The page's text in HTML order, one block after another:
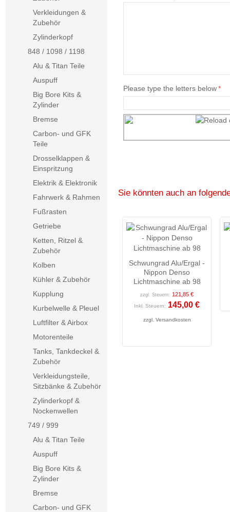
*
Please type the letters below
Sie könnten auch an
Schwungrad Alu/Ergal -
Nippon Denso
Lichtmaschine ab 98
zzgl. Steuern: 121,85 €
Inkl. Steuern: 145,00 €
zzgl. Versandkosten
Verkleidungen &
Zubehör
Zylinderkopf
848 / 1098 / 1198
Alu & Titan Teile
Auspuff
Big Bore Kits &
Zylinder
Bremse
Carbon- und GFK
Teile
Drosselklappen &
Einspritzung
Elektrik & Elektronik
Fahrwerk & Rahmen
Fußrasten
Getriebe
Ketten, Ritzel &
Zubehör
Kolben
Kühler & Zubehör
Kupplung
Kurbelwelle & Pleuel
Luftfilter & Airbox
Motorenteile
Tanks, Tankdeckel &
Zubehör
Verkleidungsteile,
Sitzbänke & Zubehör
Zylinderkopf &
Nockenwellen
749 / 999
Alu & Titan Teile
Auspuff
Big Bore Kits &
Zylinder
Bremse
Carbon- und GFK